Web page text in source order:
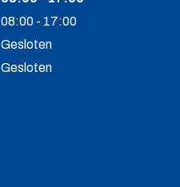
08:00 - 17:00
Gesloten
Gesloten